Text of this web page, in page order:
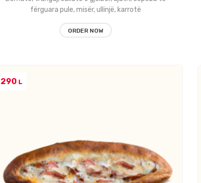
fërguara pule, misër, ullinjë, karrotë
ORDER NOW
290 L